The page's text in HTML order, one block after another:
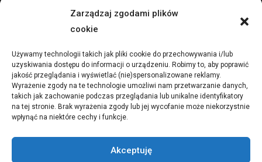
Zarządzaj zgodami plików
cookie
Używamy technologii takich jak pliki cookie do przechowywania i/lub
uzyskiwania dostępu do informacji o urządzeniu. Robimy to, aby poprawić
jakość przeglądania i wyświetlać (nie)spersonalizowane reklamy.
Wyrażenie zgody na te technologie umożliwi nam przetwarzanie danych,
takich jak zachowanie podczas przeglądania lub unikalne identyfikatory
na tej stronie. Brak wyrażenia zgody lub jej wycofanie może niekorzystnie
wpłynąć na niektóre cechy i funkcje.
Akceptuję
Redakcja portalu:
ul.Stara 13, 42-600 Tarnowskie Góry
TEL:+48 509 547 822
redakcja@czytamiwiem.pl